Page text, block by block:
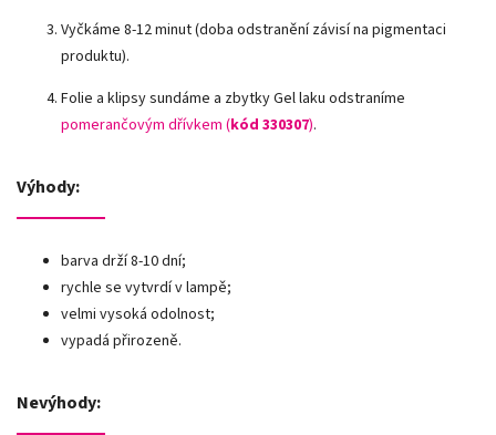
Vyčkáme 8-12 minut (doba odstranění závisí na pigmentaci
produktu).
Folie a klipsy sundáme a zbytky Gel laku odstraníme
pomerančovým dřívkem (kód 330307).
Výhody:
barva drží 8-10 dní;
rychle se vytvrdí v lampě;
velmi vysoká odolnost;
vypadá přirozeně.
Nevýhody: